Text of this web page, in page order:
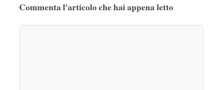
Commenta l'articolo che hai appena letto